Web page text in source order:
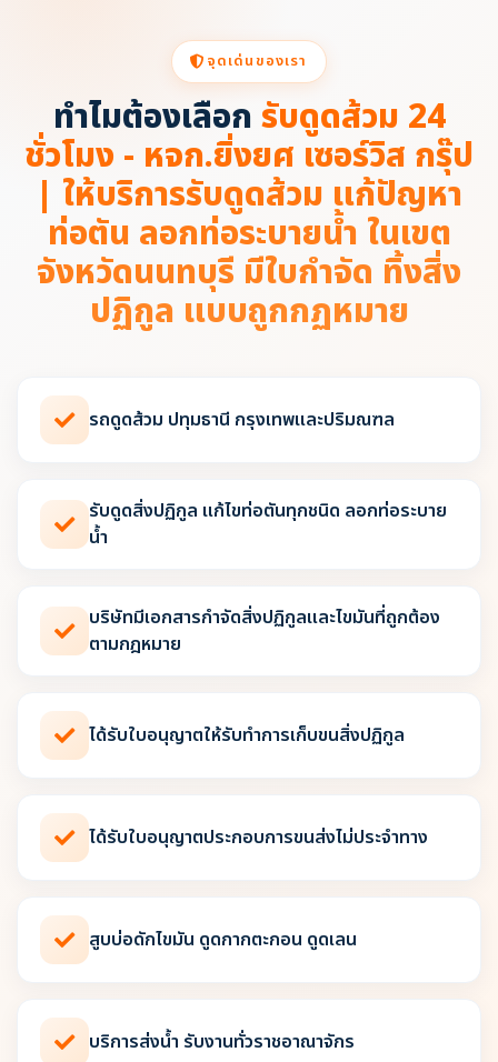
จุดเด่นของเรา
ทำไมต้องเลือกรับดูดส้วม 24
ชั่วโมง - หจก.ยิ่งยศ เซอร์วิส กรุ๊ป
| ให้บริการรับดูดส้วม แก้ปัญหา
ท่อตัน ลอกท่อระบายน้ำ ในเขต
จังหวัดนนทบุรี มีใบกำจัด ทิ้งสิ่ง
ปฏิกูล แบบถูกกฏหมาย
รถดูดส้วม ปทุมธานี กรุงเทพและปริมณฑล
รับดูดสิ่งปฏิกูล แก้ไขท่อตันทุกชนิด ลอกท่อระบาย
น้ำ
บริษัทมีเอกสารกำจัดสิ่งปฏิกูลและไขมันที่ถูกต้อง
ตามกฎหมาย
ได้รับใบอนุญาตให้รับทำการเก็บขนสิ่งปฏิกูล
ได้รับใบอนุญาตประกอบการขนส่งไม่ประจำทาง
สูบบ่อดักไขมัน ดูดกากตะกอน ดูดเลน
บริการส่งน้ำ รับงานทั่วราชอาณาจักร